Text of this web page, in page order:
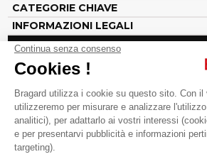
CATEGORIE CHIAVE
INFORMAZIONI LEGALI
Seguici sui nostri social
#vousenbragard